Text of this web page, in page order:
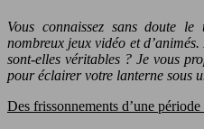
Vous connaissez sans doute
nombreux jeux vidéo et
sont-elles véritables ? Je vous
pour éclairer votre lanterne sous
Des frissonnements d’une période